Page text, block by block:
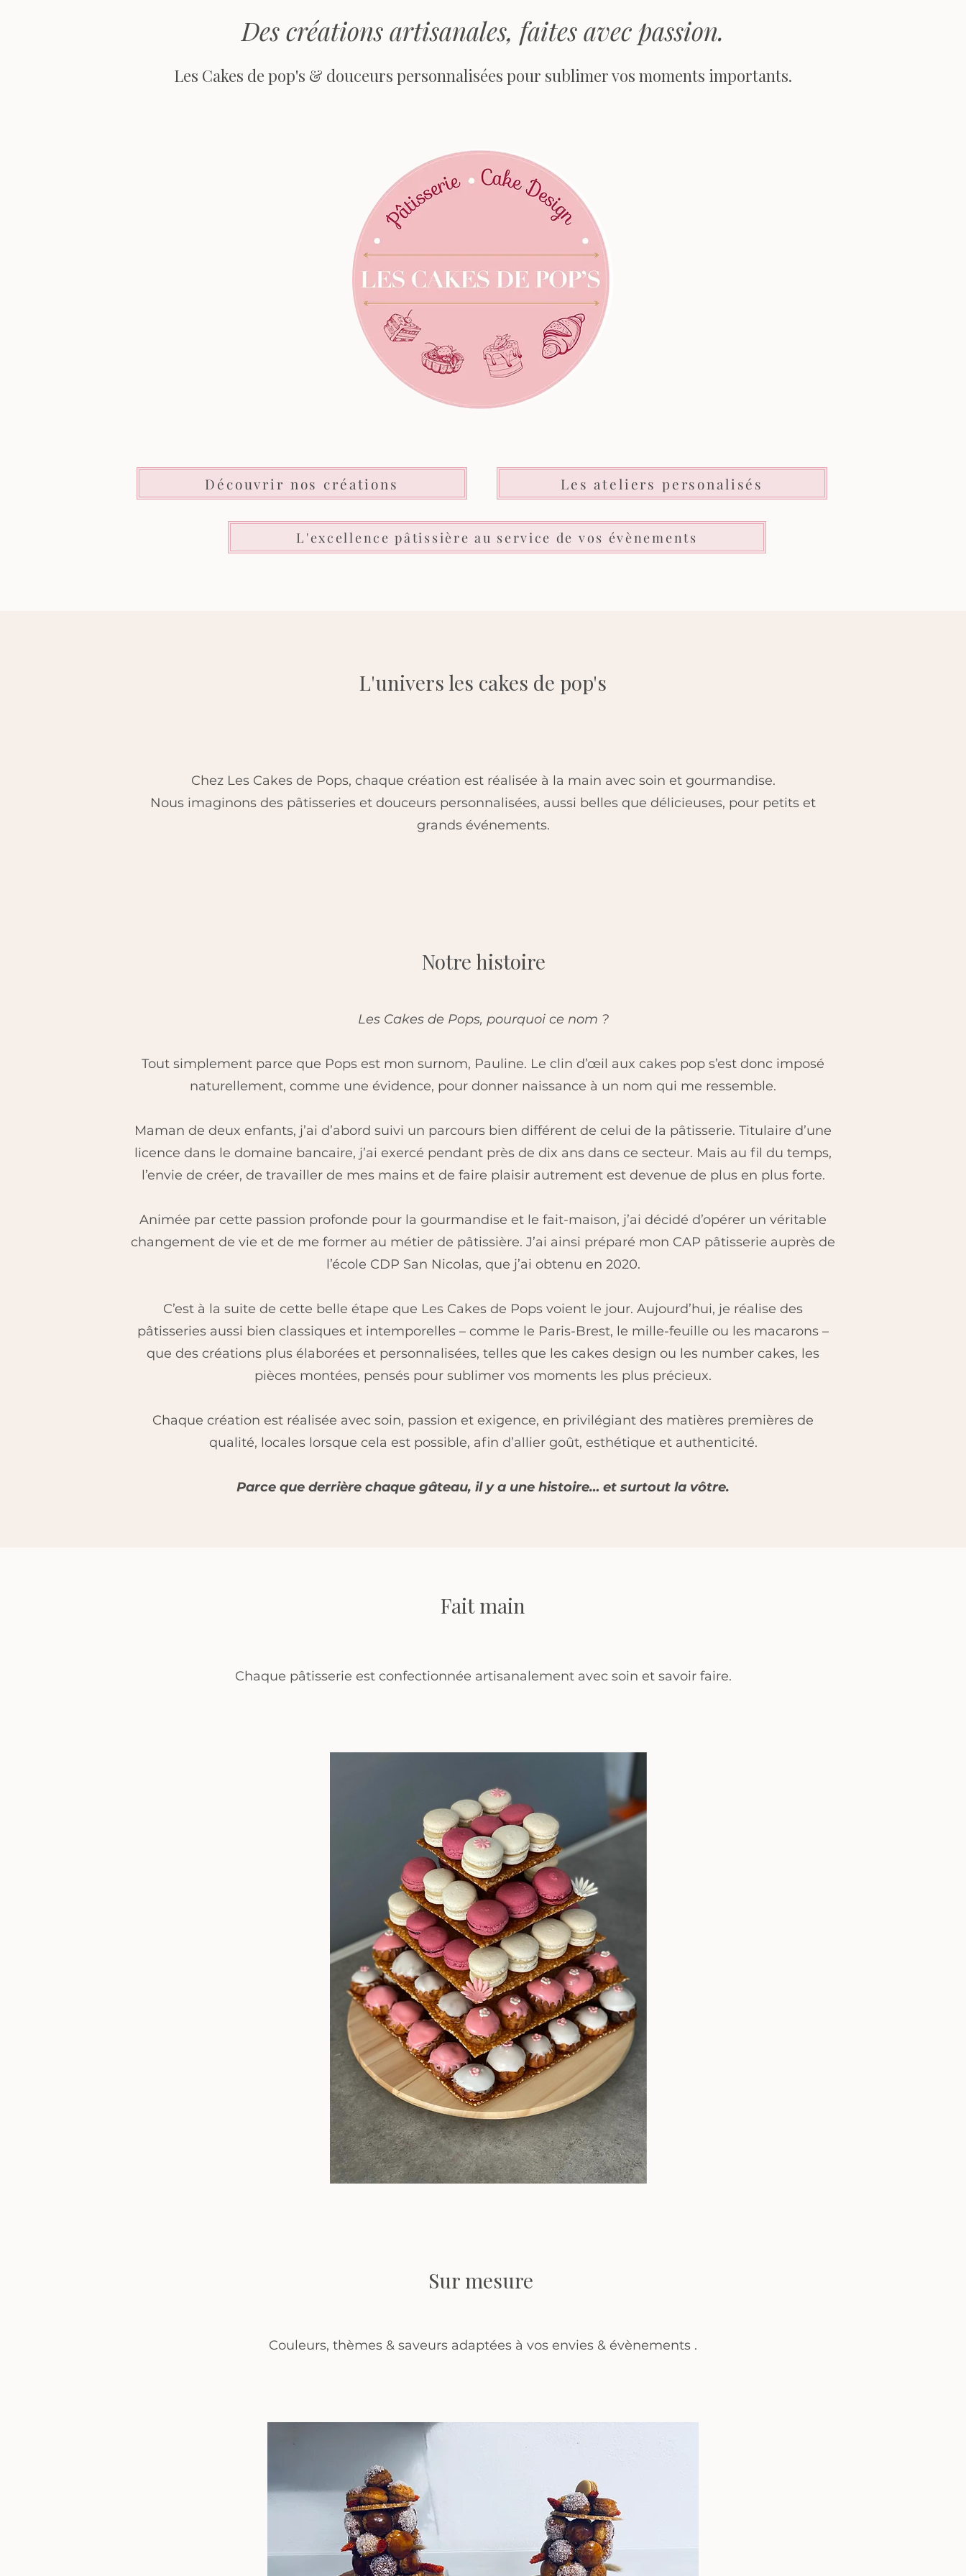
Des créations artisanales, faites avec passion.
Les Cakes de pop's & douceurs personnalisées pour sublimer vos moments importants.
Découvrir nos créations Les ateliers personalisés
L'excellence pâtissière au service de vos évènements
L'univers les cakes de pop's
Chez Les Cakes de Pops, chaque création est réalisée à la main avec soin et gourmandise.
Nous imaginons des pâtisseries et douceurs personnalisées, aussi belles que délicieuses, pour petits et
grands événements.
Notre histoire
Les Cakes de Pops, pourquoi ce nom ?
Tout simplement parce que Pops est mon surnom, Pauline. Le clin d’œil aux cakes pop s’est donc imposé
naturellement, comme une évidence, pour donner naissance à un nom qui me ressemble.
Maman de deux enfants, j’ai d’abord suivi un parcours bien différent de celui de la pâtisserie. Titulaire d’une
licence dans le domaine bancaire, j’ai exercé pendant près de dix ans dans ce secteur. Mais au fil du temps,
l’envie de créer, de travailler de mes mains et de faire plaisir autrement est devenue de plus en plus forte.
Animée par cette passion profonde pour la gourmandise et le fait-maison, j’ai décidé d’opérer un véritable
changement de vie et de me former au métier de pâtissière. J’ai ainsi préparé mon CAP pâtisserie auprès de
l’école CDP San Nicolas, que j’ai obtenu en 2020.
C’est à la suite de cette belle étape que Les Cakes de Pops voient le jour. Aujourd’hui, je réalise des
pâtisseries aussi bien classiques et intemporelles – comme le Paris-Brest, le mille-feuille ou les macarons –
que des créations plus élaborées et personnalisées, telles que les cakes design ou les number cakes, les
pièces montées, pensés pour sublimer vos moments les plus précieux.
Chaque création est réalisée avec soin, passion et exigence, en privilégiant des matières premières de
qualité, locales lorsque cela est possible, afin d’allier goût, esthétique et authenticité.
Parce que derrière chaque gâteau, il y a une histoire… et surtout la vôtre.
Chaque pâtisserie est confectionnée artisanalement avec soin et savoir faire.
Fait main
Sur mesure
Couleurs, thèmes & saveurs adaptées à vos envies & évènements .​